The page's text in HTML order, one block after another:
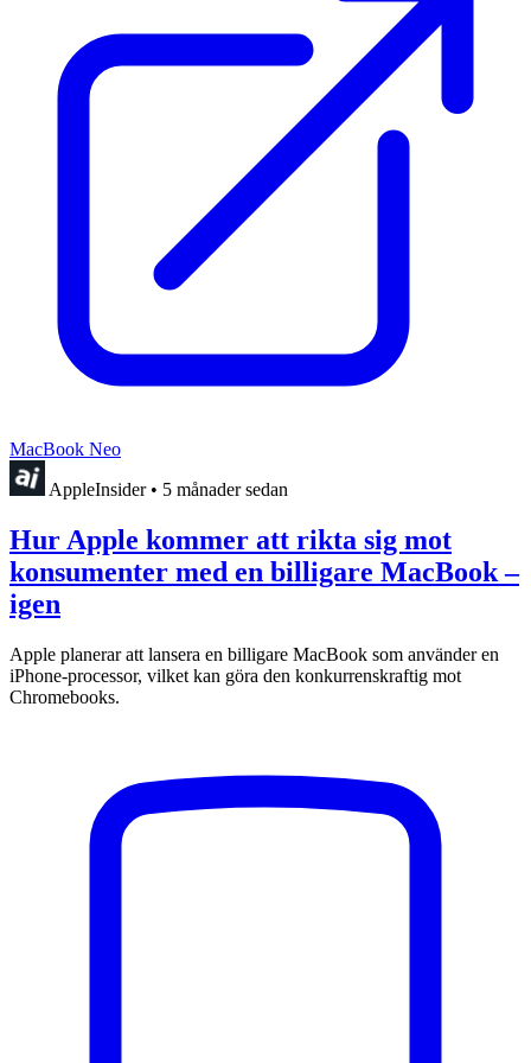
MacBook Neo
AppleInsider • 5 månader sedan
Hur Apple kommer att rikta sig mot
konsumenter med en billigare MacBook –
igen
Apple planerar att lansera en billigare MacBook som använder en
iPhone-processor, vilket kan göra den konkurrenskraftig mot
Chromebooks.